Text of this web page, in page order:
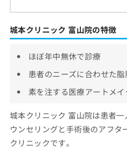
城本クリニック 富山院の特徴
ほぼ年中無休で診療
患者のニーズに合わせた脂
素を注する医療アートメイ
城本クリニック 富山院は患者
ウンセリングと手術後のアフタ
クリニックです。